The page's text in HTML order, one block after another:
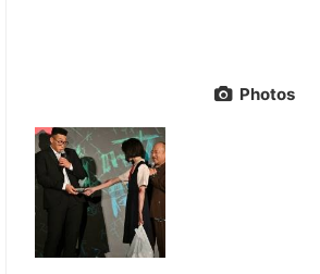
Photos